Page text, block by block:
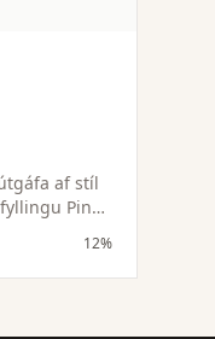
af stíl
Pinot
Þrúgurnar
á
fyllingar.
12%